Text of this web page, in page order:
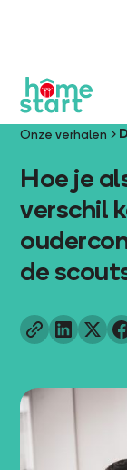
Onze verhalen
Hoe je
verschil
de